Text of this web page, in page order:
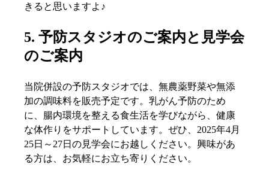
きると思いますよ♪
5. 予防スタジオのご案内と見学会
のご案内
当院併設の予防スタジオでは、無農薬野菜や無添
加の調味料を販売予定です。乳がん予防のため
に、腸内環境を整える食生活を学びながら、健康
な体作りをサポートしています。ぜひ、2025年4月
25日～27日の見学会にお越しください。興味があ
る方は、お気軽にお立ち寄りください。